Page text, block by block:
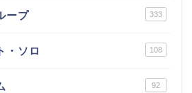
ープ 333
・ソロ 108
92